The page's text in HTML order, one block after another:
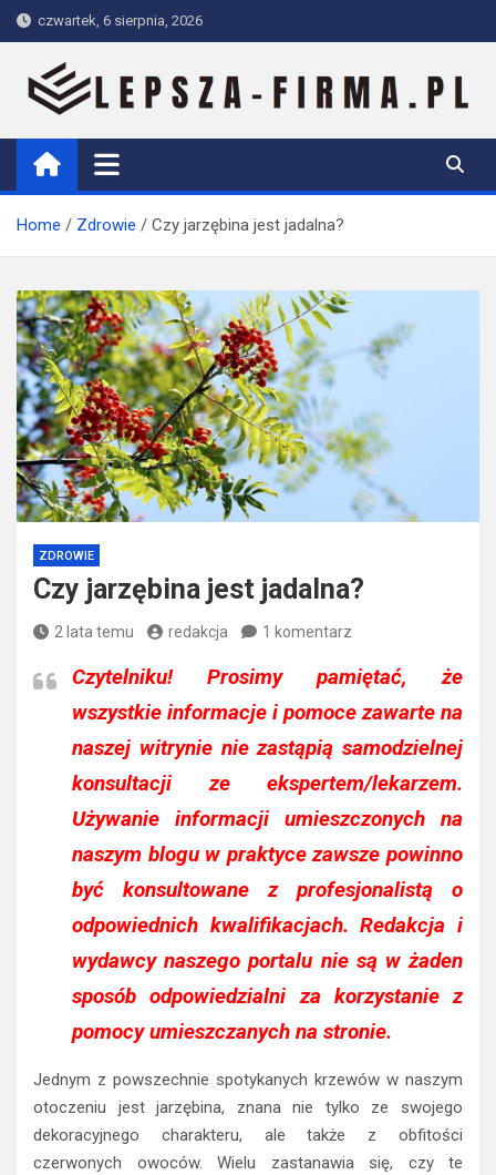
Skip
to
content
czwartek, 6 sierpnia, 2026
Lepsza-firma.pl
Home Zdrowie Czy jarzębina jest jadalna?
ZDROWIE
Czy jarzębina jest jadalna?
2 lata temu redakcja 1 komentarz
Czytelniku!Prosimy pamiętać, że
wszystkie informacje i pomoce zawarte na
naszej witrynie nie zastąpią samodzielnej
konsultacji ze ekspertem/lekarzem.
Używanie informacji umieszczonych na
naszym blogu w praktyce zawsze powinno
być konsultowane z profesjonalistą o
odpowiednich kwalifikacjach. Redakcja i
wydawcy naszego portalu nie są w żaden
sposób odpowiedzialni za korzystanie z
pomocy umieszczanych na stronie.
Jednym z powszechnie spotykanych krzewów w naszym
otoczeniu jest jarzębina, znana nie tylko ze swojego
dekoracyjnego charakteru, ale także z obfitości
czerwonych owoców. Wielu zastanawia się, czy te